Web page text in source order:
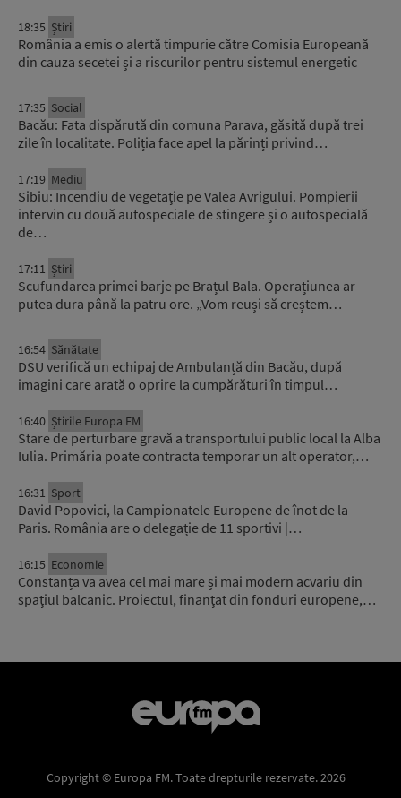
18:35 Știri
România a emis o alertă timpurie către Comisia Europeană
din cauza secetei și a riscurilor pentru sistemul energetic
17:35 Social
Bacău: Fata dispărută din comuna Parava, găsită după trei
zile în localitate. Poliția face apel la părinți privind…
17:19 Mediu
Sibiu: Incendiu de vegetație pe Valea Avrigului. Pompierii
intervin cu două autospeciale de stingere și o autospecială
de…
17:11 Știri
Scufundarea primei barje pe Brațul Bala. Operațiunea ar
putea dura până la patru ore. „Vom reuși să creștem…
16:54 Sănătate
DSU verifică un echipaj de Ambulanță din Bacău, după
imagini care arată o oprire la cumpărături în timpul…
16:40 Știrile Europa FM
Stare de perturbare gravă a transportului public local la Alba
Iulia. Primăria poate contracta temporar un alt operator,…
16:31 Sport
David Popovici, la Campionatele Europene de înot de la
Paris. România are o delegație de 11 sportivi |…
16:15 Economie
Constanța va avea cel mai mare și mai modern acvariu din
spațiul balcanic. Proiectul, finanțat din fonduri europene,…
Copyright © Europa FM. Toate drepturile rezervate. 2026